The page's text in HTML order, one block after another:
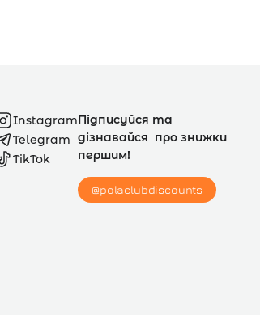
Instagram
Telegram
TikTok
Підписуйся та
дізнавайся про знижки
першим!
@polaclubdiscounts